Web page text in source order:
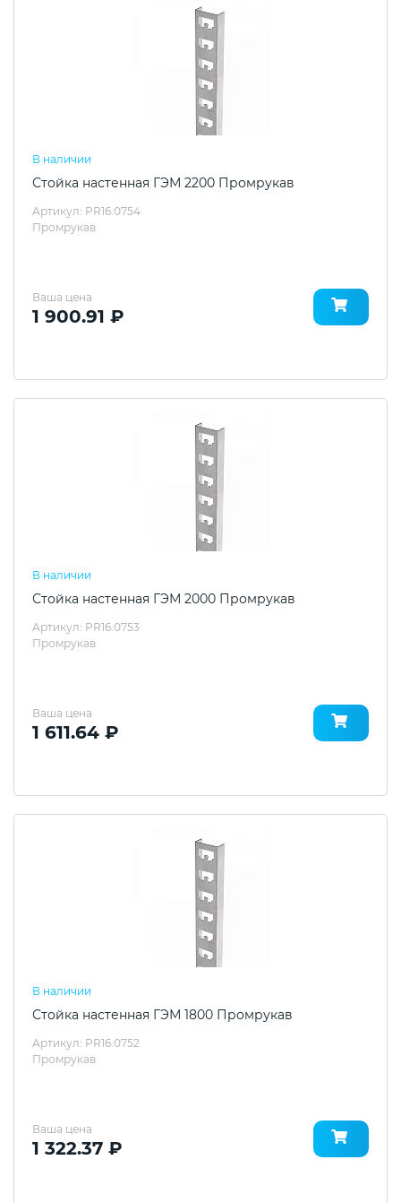
В наличии
Стойка настенная ГЭМ 2200 Промрукав
Артикул: PR16.0754
Промрукав
Ваша цена
1 900.91 ₽
В наличии
Стойка настенная ГЭМ 2000 Промрукав
Артикул: PR16.0753
Промрукав
Ваша цена
1 611.64 ₽
В наличии
Стойка настенная ГЭМ 1800 Промрукав
Артикул: PR16.0752
Промрукав
Ваша цена
1 322.37 ₽